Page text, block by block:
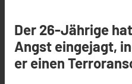
Der 26-Jährige
Angst eingejagt,
er einen